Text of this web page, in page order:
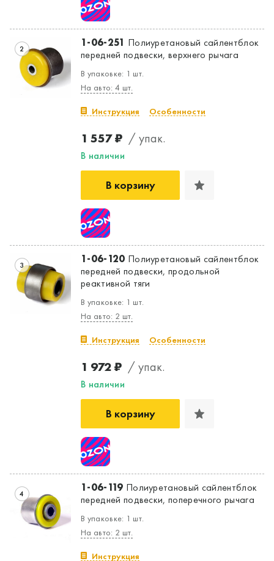
Да, верно Нет, выбрать другой
2 1-06-251 Полиуретановый сайлентблок
передней подвески, верхнего рычага
В упаковке: 1 шт.
На авто: 4 шт.
Инструкция Особенности
1 557 ₽ / упак.
В наличии
В корзину
3 1-06-120 Полиуретановый сайлентблок
передней подвески, продольной
реактивной тяги
В упаковке: 1 шт.
На авто: 2 шт.
Инструкция Особенности
1 972 ₽ / упак.
В наличии
В корзину
4 1-06-119 Полиуретановый сайлентблок
передней подвески, поперечного рычага
В упаковке: 1 шт.
На авто: 2 шт.
Инструкция